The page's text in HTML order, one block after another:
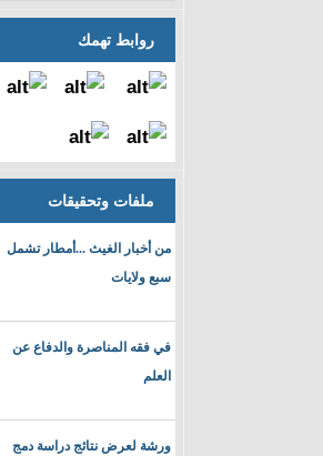
روابط تهمك
ملفات وتحقيقات
من أخبار الغيث ...أمطار تشمل
سبع ولايات
في فقه المناصرة والدفاع عن
العلم
ورشة لعرض نتائج دراسة دمج